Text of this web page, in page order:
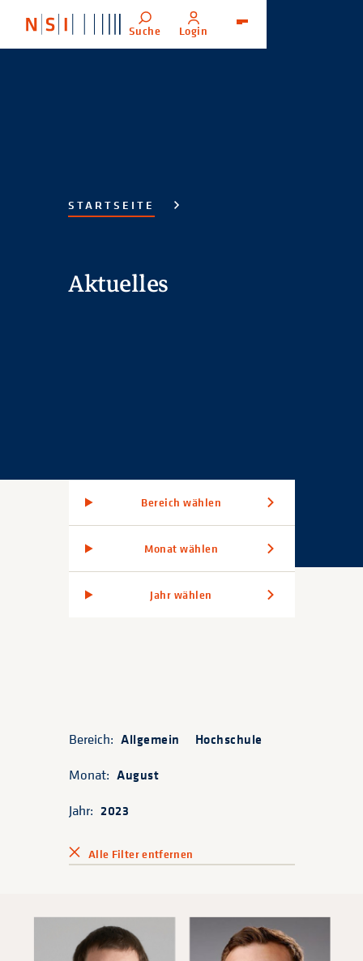
Suche Login
STARTSEITE
Aktuelles
Bereich wählen
Monat wählen
Jahr wählen
Bereich: Allgemein
Hochschule
Monat: August
Jahr: 2023
Alle Filter entfernen